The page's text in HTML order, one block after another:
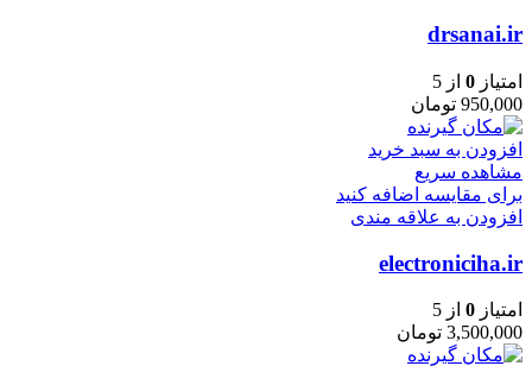
drsanai.ir
امتیاز 0 از 5
950,000 تومان
افزودن به سبد خرید
مشاهده سریع
برای مقایسه اضافه کنید
افزودن به علاقه مندی
electroniciha.ir
امتیاز 0 از 5
3,500,000 تومان